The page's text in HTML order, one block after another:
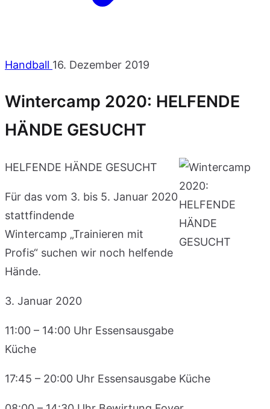
Handball 16. Dezember 2019
Wintercamp 2020: HELFENDE
HÄNDE GESUCHT
HELFENDE HÄNDE GESUCHT
Für das vom 3. bis 5. Januar 2020
stattfindende
Wintercamp „Trainieren mit
Profis“ suchen wir noch helfende
Hände.
3. Januar 2020
11:00 – 14:00 Uhr Essensausgabe
Küche
17:45 – 20:00 Uhr Essensausgabe Küche